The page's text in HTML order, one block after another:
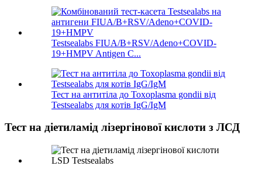
Testsealabs FIUA/B+RSV/Adeno+COVID-
19+HMPV Antigen C...
Тест на антитіла до Toxoplasma gondii від
Testsealabs для котів IgG/IgM
Тест на діетиламід лізергінової кислоти з ЛСД